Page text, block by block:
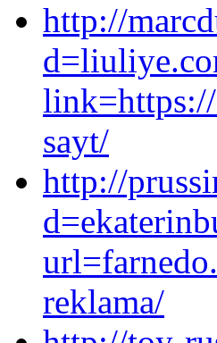
http://
sayt/
http://
reklama/